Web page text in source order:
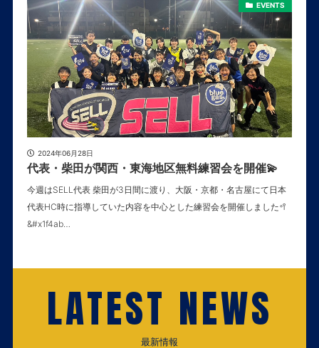
EVENTS
2024年06月28日
代表・柴田が関西・東海地区無料練習会を開催💫
今週はSELL代表 柴田が3日間に渡り、大阪・京都・名古屋にて日本
代表HC時に指導していた内容を中心とした練習会を開催しました🥍
&#x1f4ab…
LATEST NEWS
最新情報